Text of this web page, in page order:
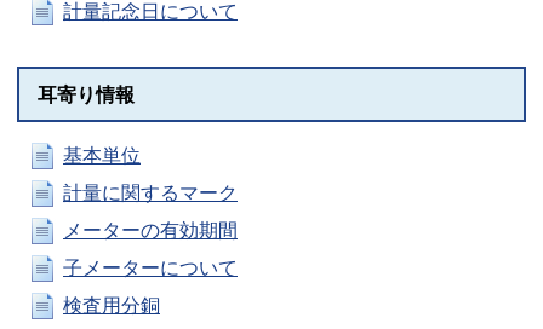
計量記念日について
耳寄り情報
基本単位
計量に関するマーク
メーターの有効期間
子メーターについて
検査用分銅